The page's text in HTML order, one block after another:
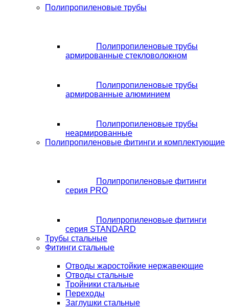
Полипропиленовые трубы
Полипропиленовые трубы
армированные стекловолокном
Полипропиленовые трубы
армированные алюминием
Полипропиленовые трубы
неармированные
Полипропиленовые фитинги и комплектующие
Полипропиленовые фитинги
серия PRO
Полипропиленовые фитинги
серия STANDARD
Трубы стальные
Фитинги стальные
Отводы жаростойкие нержавеющие
Отводы стальные
Тройники стальные
Переходы
Заглушки стальные